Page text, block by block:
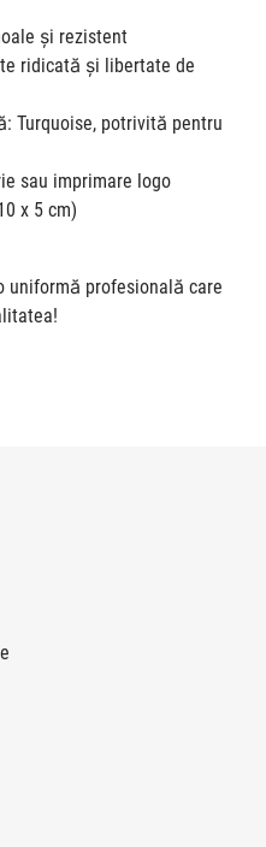
și rezistent
ridicată și libertate de
Turquoise, potrivită pentru
sau imprimare logo
x 5 cm)
uniformă profesională care